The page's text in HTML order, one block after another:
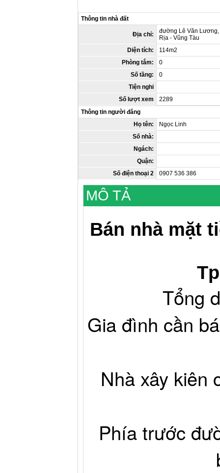
Thông tin nhà đất
Địa chỉ:
đường Lê Văn Lương,
Rịa - Vũng Tàu
Diện tích:
114m2
Phòng tắm:
0
Số tầng:
0
Tiện nghi
Số lượt xem
2289
Thông tin người đăng
Họ tên:
Ngọc Linh
Số nhà:
Ngách:
Quận:
Số điện thoại 2
0907 536 386
MÔ TẢ
Bán nhà mặt
Tổng
Gia đình cần
Nhà xây kiên
Phía trước